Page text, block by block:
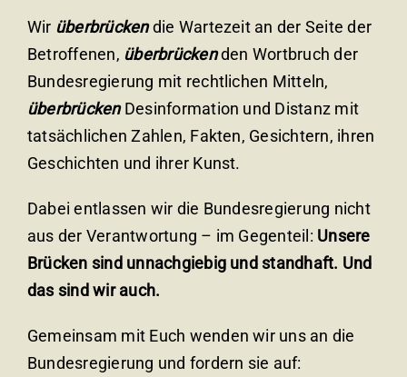
Wir überbrücken die Wartezeit an der Seite der
Betroffenen, überbrückenden Wortbruch der
Bundesregierung mit rechtlichen Mitteln,
überbrückenDesinformation und Distanz mit
tatsächlichen Zahlen, Fakten, Gesichtern, ihren
Geschichten und ihrer Kunst.
Dabei entlassen wir die Bundesregierung nicht
aus der Verantwortung – im Gegenteil: Unsere
Brücken sind unnachgiebig und standhaft. Und
das sind wir auch.
Gemeinsam mit Euch wenden wir uns an die
Bundesregierung und fordern sie auf: